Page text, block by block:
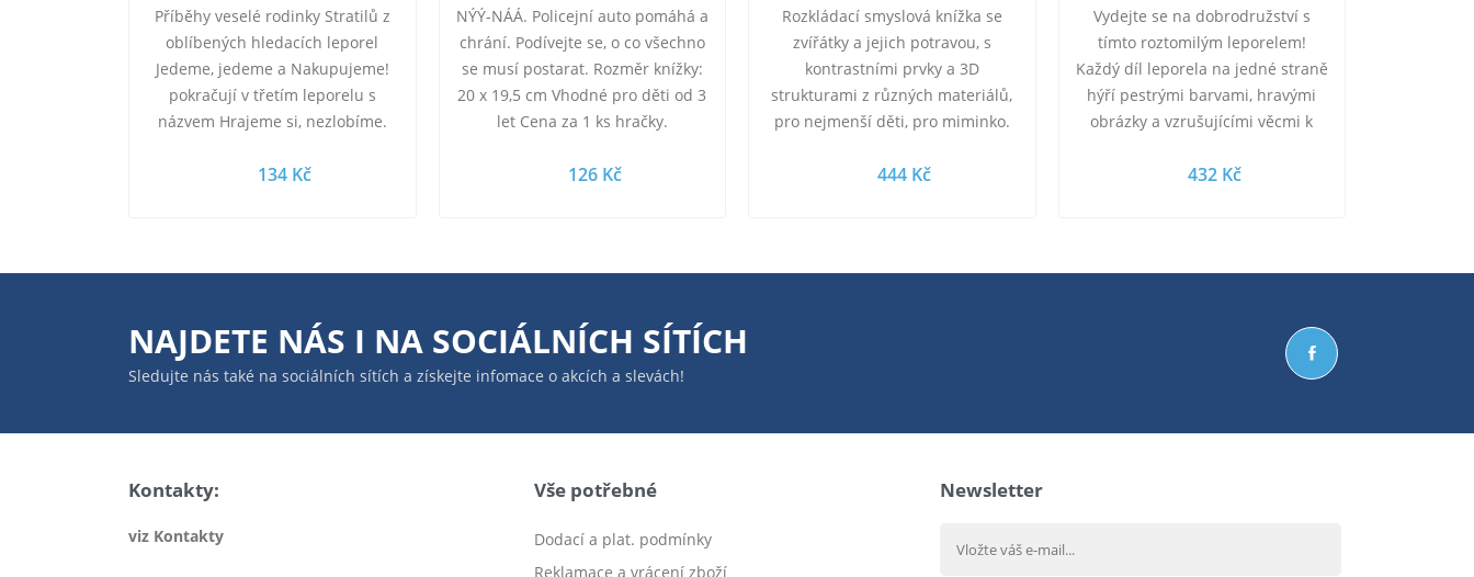
Příběhy veselé rodinky Stratilů z
oblíbených hledacích leporel
Jedeme, jedeme a Nakupujeme!
pokračují v třetím leporelu s
názvem Hrajeme si, nezlobíme.
dvoustran tak mohou…
134 Kč
NÝÝ-NÁÁ. Policejní auto pomáhá a
chrání. Podívejte se, o co všechno
se musí postarat. Rozměr knížky:
20 x 19,5 cm Vhodné pro děti od 3
let Cena za 1 ks hračky.
126 Kč
Rozkládací smyslová knížka se
zvířátky a jejich potravou, s
kontrastními prvky a 3D
strukturami z různých materiálů,
pro nejmenší děti, pro miminko.
Oboustranná textilní…
444 Kč
Vydejte se na dobrodružství s
tímto roztomilým leporelem!
Každý díl leporela na jedné straně
hýří pestrými barvami, hravými
obrázky a vzrušujícími věcmi k
pískátkem,…
432 Kč
NAJDETE NÁS I NA SOCIÁLNÍCH SÍTÍCH
Sledujte nás také na sociálních sítích a získejte infomace o akcích a slevách!
Kontakty:
viz Kontakty
Vše potřebné
Dodací a plat. podmínky
Reklamace a vrácení zboží
Newsletter